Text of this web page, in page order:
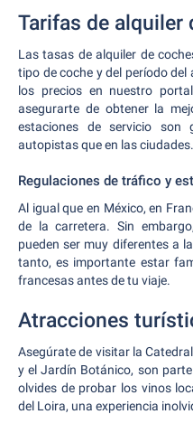
Tarifas de alquiler
Las tasas de alquiler de
tipo de coche y del período
los precios en nuestro
asegurarte de obtener la
estaciones de servicio son
autopistas que en las ciudades.
Regulaciones de tráfico y
Al igual que en México, en
de la carretera. Sin
pueden ser muy diferentes a
tanto, es importante estar
francesas antes de tu viaje.
Atracciones
Asegúrate de visitar la
y el Jardín Botánico, son
olvides de probar los vinos
del Loira, una experiencia